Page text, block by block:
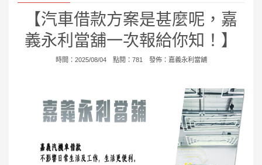
【汽車借款方案是甚麼呢，嘉
義永利當舖一次報給你知！】
時間：2025/08/04 點閱：781 發佈： 嘉義永利當舖